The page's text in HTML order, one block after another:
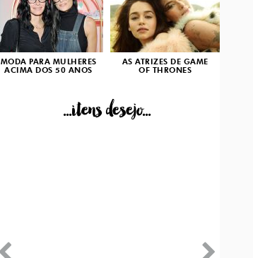
MODA PARA MULHERES
ACIMA DOS 50 ANOS
AS ATRIZES DE GAME
OF THRONES
...itens desejo...